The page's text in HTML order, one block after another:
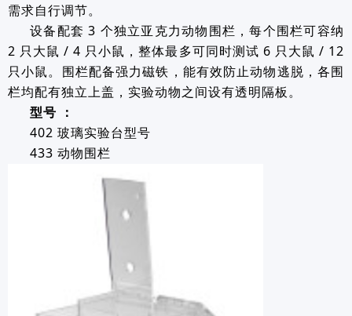
需求自行调节。
设备配套 3 个独立亚克力动物围栏，每个围栏可容纳
2 只大鼠 / 4 只小鼠，整体最多可同时测试 6 只大鼠 / 12
只小鼠。围栏配备强力磁铁，能有效防止动物逃脱，各围
栏均配有独立上盖，实验动物之间设有透明隔板。
型号 ：
402 玻璃实验台型号
433 动物围栏